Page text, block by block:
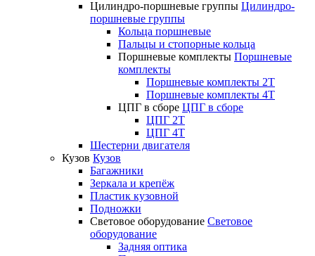
Цилиндро-поршневые группы Цилиндро-
поршневые группы
Кольца поршневые
Пальцы и стопорные кольца
Поршневые комплекты Поршневые
комплекты
Поршневые комплекты 2T
Поршневые комплекты 4T
ЦПГ в сборе ЦПГ в сборе
ЦПГ 2T
ЦПГ 4T
Шестерни двигателя
Кузов Кузов
Багажники
Зеркала и крепёж
Пластик кузовной
Подножки
Световое оборудование Световое
оборудование
Задняя оптика